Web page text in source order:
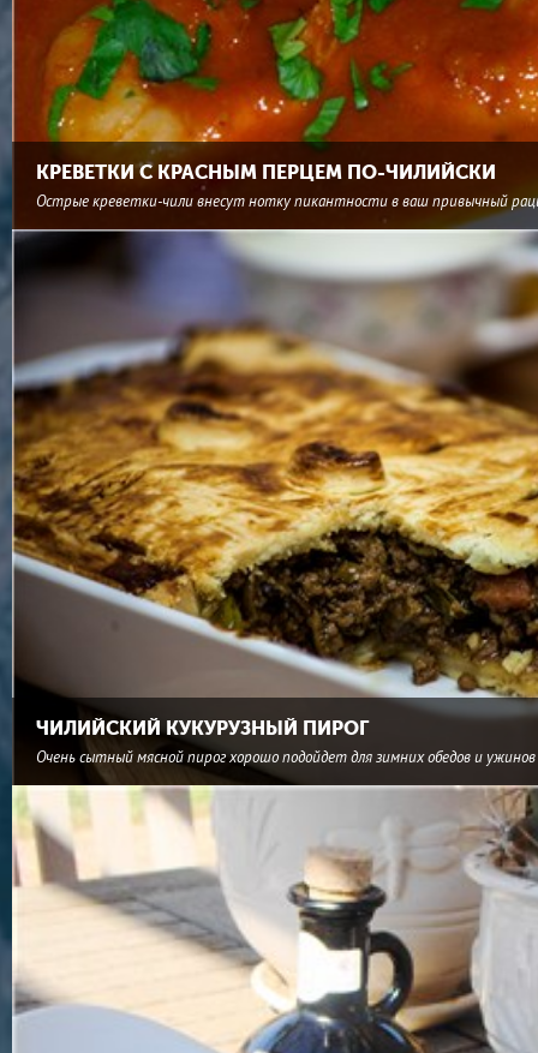
КРЕВЕТКИ С КРАСНЫМ ПЕРЦЕМ ПО-ЧИЛИЙСКИ
Острые креветки-чили внесут нотку пикантности в ваш привычный
ЧИЛИЙСКИЙ КУКУРУЗНЫЙ ПИРОГ
Очень сытный мясной пирог хорошо подойдет для зимних обедов и ужинов